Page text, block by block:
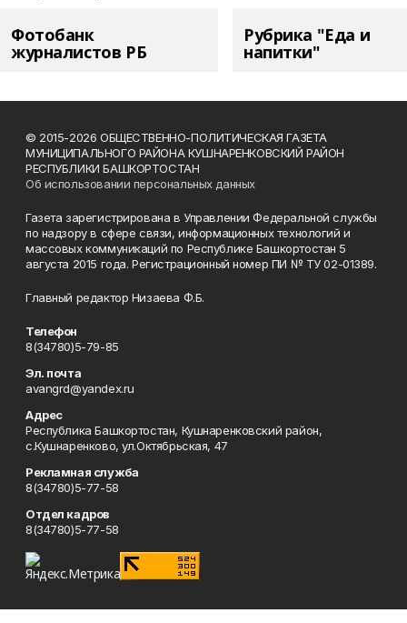
Фотобанк
журналистов РБ
Рубрика "Еда и
напитки"
© 2015-2026 ОБЩЕСТВЕННО-ПОЛИТИЧЕСКАЯ ГАЗЕТА
МУНИЦИПАЛЬНОГО РАЙОНА КУШНАРЕНКОВСКИЙ РАЙОН
РЕСПУБЛИКИ БАШКОРТОСТАН
Об использовании персональных данных
Газета зарегистрирована в Управлении Федеральной службы
по надзору в сфере связи, информационных технологий и
массовых коммуникаций по Республике Башкортостан 5
августа 2015 года. Регистрационный номер ПИ № ТУ 02-01389.
Главный редактор Низаева Ф.Б.
Телефон
8(34780)5-79-85
Эл. почта
avangrd@yandex.ru
Адрес
Республика Башкортостан, Кушнаренковский район,
с.Кушнаренково, ул.Октябрьская, 47
Рекламная служба
8(34780)5-77-58
Отдел кадров
8(34780)5-77-58